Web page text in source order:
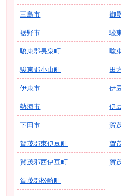
三島市 御
裾野市 駿
駿東郡長泉町 駿
駿東郡小山町 田
伊東市 伊
熱海市 伊
下田市 賀
賀茂郡東伊豆町 賀
賀茂郡西伊豆町 賀
賀茂郡松崎町